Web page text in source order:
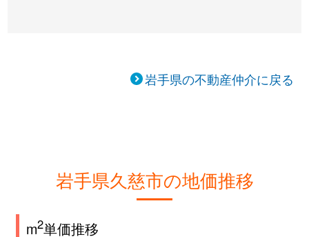
岩手県の不動産仲介に戻る
岩手県久慈市の地価推移
m2単価推移